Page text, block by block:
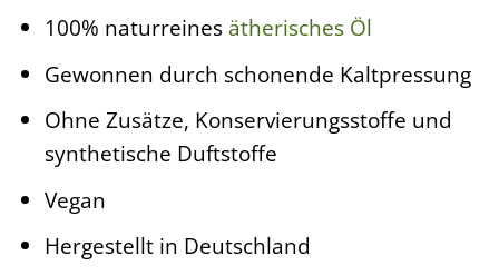
100% naturreines ätherisches Öl
Gewonnen durch schonende Kaltpressung
Ohne Zusätze, Konservierungsstoffe und
synthetische Duftstoffe
Vegan
Hergestellt in Deutschland